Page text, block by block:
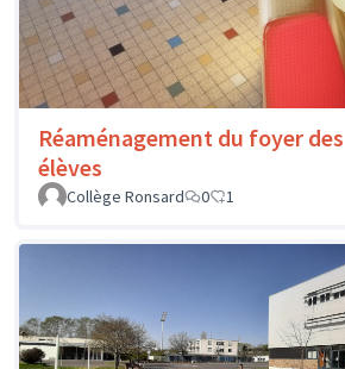
Réaménagement du foyer des
élèves
Collège Ronsard
0 1